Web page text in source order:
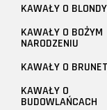
KAWAŁY O
KAWAŁY O BOŻYM
NARODZENIU
KAWAŁY O
KAWAŁY O
BUDOWLAŃCACH